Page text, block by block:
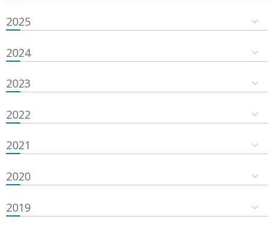
2025
2024
2023
2022
2021
2020
2019